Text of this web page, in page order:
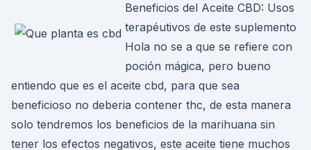
Beneficios del Aceite CBD: Usos
terapéutivos de este suplemento
Hola no se a que se refiere con
poción mágica, pero bueno
entiendo que es el aceite cbd, para que sea
beneficioso no deberia contener thc, de esta manera
solo tendremos los beneficios de la marihuana sin
tener los efectos negativos, este aceite tiene muchos